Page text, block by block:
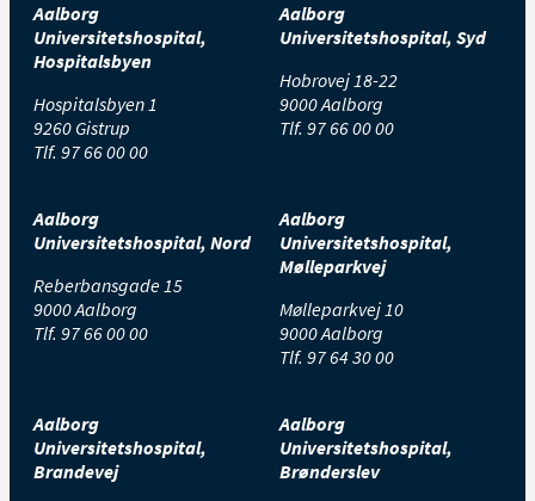
Aalborg
Universitetshospital,
Hospitalsbyen
Hospitalsbyen 1
9260 Gistrup
Tlf. 97 66 00 00
Aalborg
Universitetshospital, Syd
Hobrovej 18-22
9000 Aalborg
Tlf. 97 66 00 00
Aalborg
Universitetshospital, Nord
Reberbansgade 15
9000 Aalborg
Tlf. 97 66 00 00
Aalborg
Universitetshospital,
Mølleparkvej
Mølleparkvej 10
9000 Aalborg
Tlf. 97 64 30 00
Aalborg
Universitetshospital,
Brandevej
Aalborg
Universitetshospital,
Brønderslev